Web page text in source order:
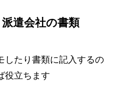
遣会社の書類
したり書類に記入するの
役立ちます